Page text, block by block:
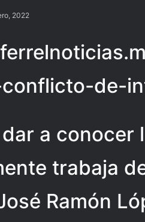
2022
de-
a conocer
trabaja
Ramón